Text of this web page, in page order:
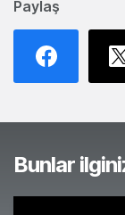
Paylaş
Bunlar